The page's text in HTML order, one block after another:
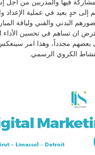
فيها والمدربين من أجل
إلى حدٍ بعيد في عملية الإعداد
البدني والفني ولياقة
ان تساهم في تحسين
على بعضهم مجدداً، وهذا امر
الكروي الرسمي.